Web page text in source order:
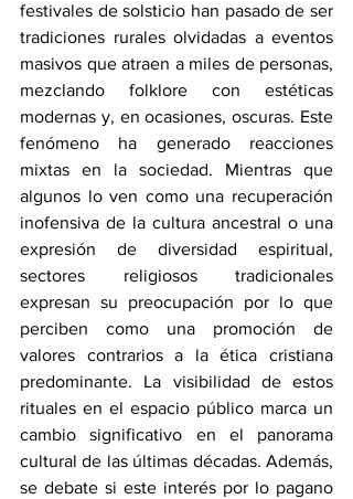
festivales de solsticio han pasado de ser
tradiciones rurales olvidadas a eventos
masivos que atraen a miles de personas,
mezclando folklore con estéticas
modernas y, en ocasiones, oscuras. Este
fenómeno ha generado reacciones
mixtas en la sociedad. Mientras que
algunos lo ven como una recuperación
inofensiva de la cultura ancestral o una
expresión de diversidad espiritual,
sectores religiosos tradicionales
expresan su preocupación por lo que
perciben como una promoción de
valores contrarios a la ética cristiana
predominante. La visibilidad de estos
rituales en el espacio público marca un
cambio significativo en el panorama
cultural de las últimas décadas. Además,
se debate si este interés por lo pagano